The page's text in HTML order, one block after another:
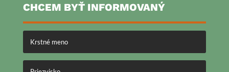
CHCEM BYŤ INFORMOVANÝ